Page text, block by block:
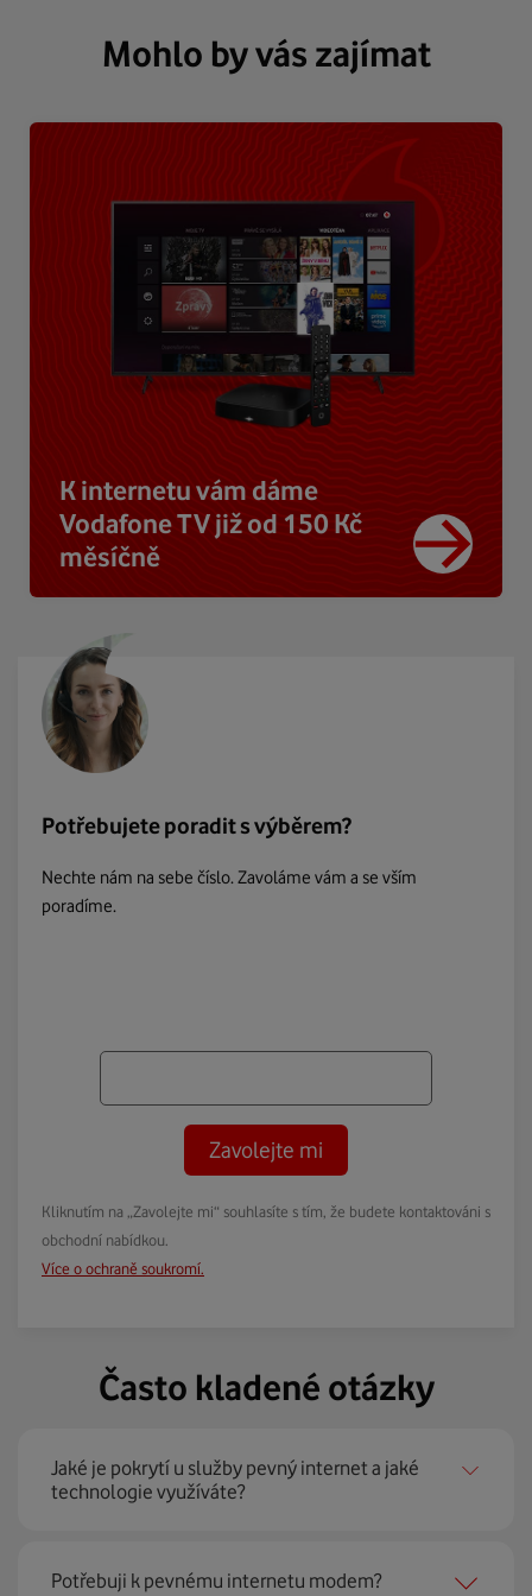
Mohlo by vás zajímat
K internetu vám dáme
Vodafone TV již od 150 Kč
měsíčně
Potřebujete poradit s výběrem?
Nechte nám na sebe číslo. Zavoláme vám a se vším
poradíme.
Zavolejte mi
Kliknutím na „Zavolejte mi“ souhlasíte s tím, že budete kontaktováni s
obchodní nabídkou.
Více o ochraně soukromí.
Často kladené otázky
Jaké je pokrytí u služby pevný internet a jaké
technologie využíváte?
Pevný internet můžeme nabídnout
Potřebuji k pevnému internetu modem?